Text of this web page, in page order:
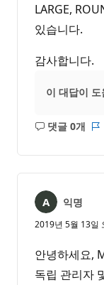
LARGE,
있습니다.
감사합니다.
이 대답이
댓글 0개
설
음
익명
2019년 5월 13일
안녕하세요,
독립 관리자